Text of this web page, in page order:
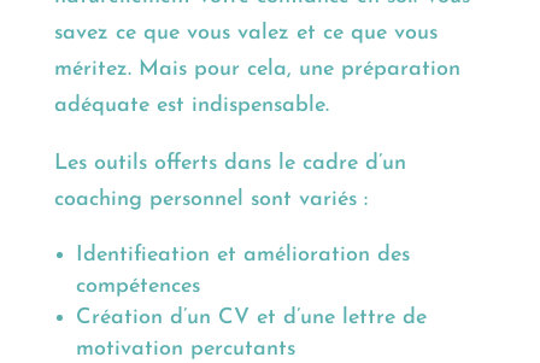
savez ce que vous valez et ce que vous
méritez. Mais pour cela, une préparation
adéquate est indispensable.
Les outils offerts dans le cadre d’un
coaching personnel sont variés :
Identifieation et amélioration des
compétences
Création d’un CV et d’une lettre de
motivation percutants